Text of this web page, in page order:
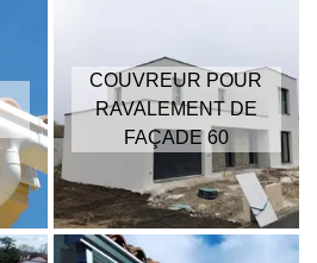
COUVREUR POUR
RAVALEMENT DE
FAÇADE 60